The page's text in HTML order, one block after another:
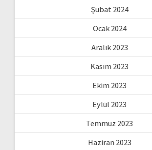
Şubat 2024
Ocak 2024
Aralık 2023
Kasım 2023
Ekim 2023
Eylül 2023
Temmuz 2023
Haziran 2023